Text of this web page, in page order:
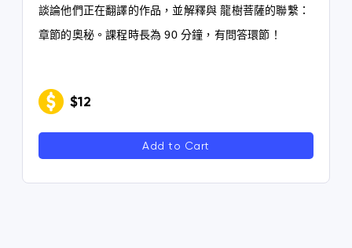
談論他們正在翻譯的作品，並解釋與 龍樹菩薩的聯繫：
章節的奧秘。課程時長為 90 分鐘，有問答環節！
$12
Add to Cart